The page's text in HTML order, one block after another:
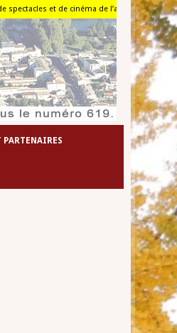
et de cinéma de l’agglomération